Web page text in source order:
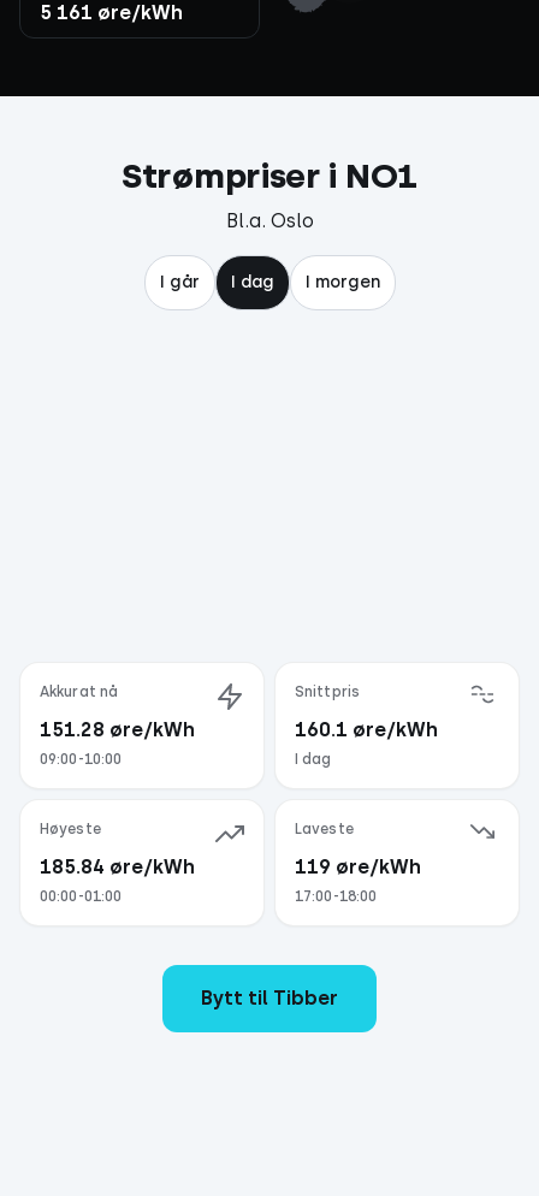
5 161 øre/kWh
Strømpriser i NO1
Bl.a. Oslo
I går I dag I morgen
Akkurat nå
151.28 øre/kWh
09:00-10:00
Snittpris
160.1 øre/kWh
I dag
Høyeste
185.84 øre/kWh
00:00-01:00
Laveste
119 øre/kWh
17:00-18:00
Bytt til Tibber